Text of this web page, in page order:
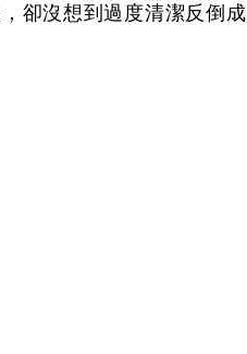
卻沒想到過度清潔反倒成